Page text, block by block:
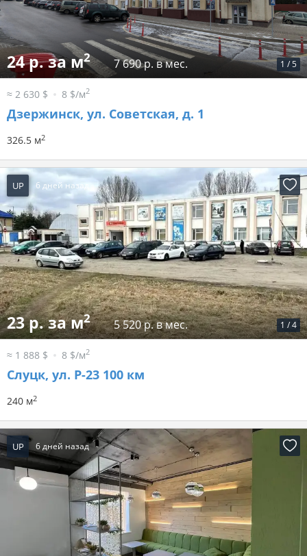
1 /5
24 р. за м2 7 690 р. в мес.
≈ 2 630 $ 8 $/м2
Дзержинск, ул. Советская, д. 1
326.5 м2
UP 6 дней назад
1 /4
23 р. за м2 5 520 р. в мес.
≈ 1 888 $ 8 $/м2
Слуцк, ул. Р-23 100 км
240 м2
UP 6 дней назад